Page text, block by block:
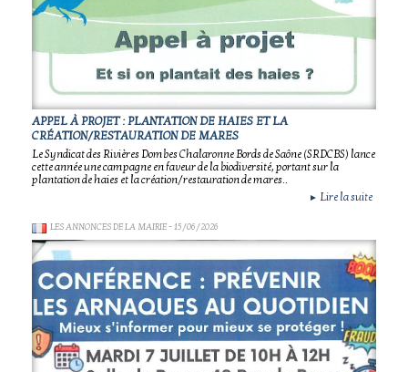
APPEL À PROJET : PLANTATION DE HAIES ET LA
CRÉATION/RESTAURATION DE MARES
Le Syndicat des Rivières Dombes Chalaronne Bords de Saône (SRDCBS) lance
cette année une campagne en faveur de la biodiversité, portant sur la
plantation de haies et la création/restauration de mares..
► Lire la suite
LES ANNONCES DE LA MAIRIE- 15/06/2026